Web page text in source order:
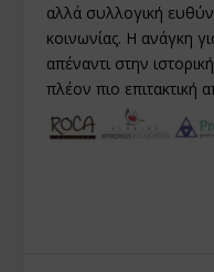
αλλά συλλογική
κοινωνίας. Η ανάγκη
απέναντι στην
πλέον πιο επιτακτική